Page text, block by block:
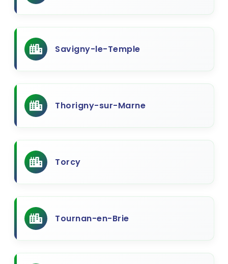
Savigny-le-Temple
Thorigny-sur-Marne
Torcy
Tournan-en-Brie